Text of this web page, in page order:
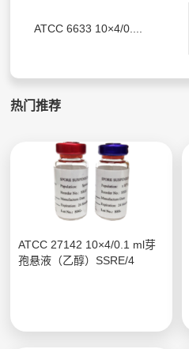
ATCC 6633 10×4/0....
热门推荐
ATCC 27142 10×4/0.1 ml芽
孢悬液（乙醇）SSRE/4